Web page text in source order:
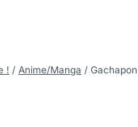
! / Anime/Manga /